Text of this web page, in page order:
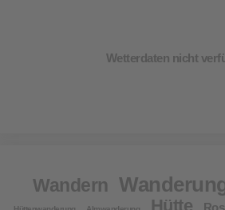
Wetterdaten nicht
Wandern
Hütte